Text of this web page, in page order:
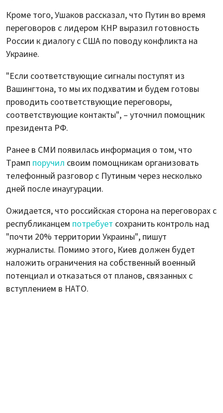
Кроме того, Ушаков рассказал, что Путин во время
переговоров с лидером КНР выразил готовность
России к диалогу с США по поводу конфликта на
Украине.
"Если соответствующие сигналы поступят из
Вашингтона, то мы их подхватим и будем готовы
проводить соответствующие переговоры,
соответствующие контакты", – уточнил помощник
президента РФ.
Ранее в СМИ появилась информация о том, что
Трамп поручил своим помощникам организовать
телефонный разговор с Путиным через несколько
дней после инаугурации.
Ожидается, что российская сторона на переговорах с
республиканцем потребует сохранить контроль над
"почти 20% территории Украины", пишут
журналисты. Помимо этого, Киев должен будет
наложить ограничения на собственный военный
потенциал и отказаться от планов, связанных с
вступлением в НАТО.